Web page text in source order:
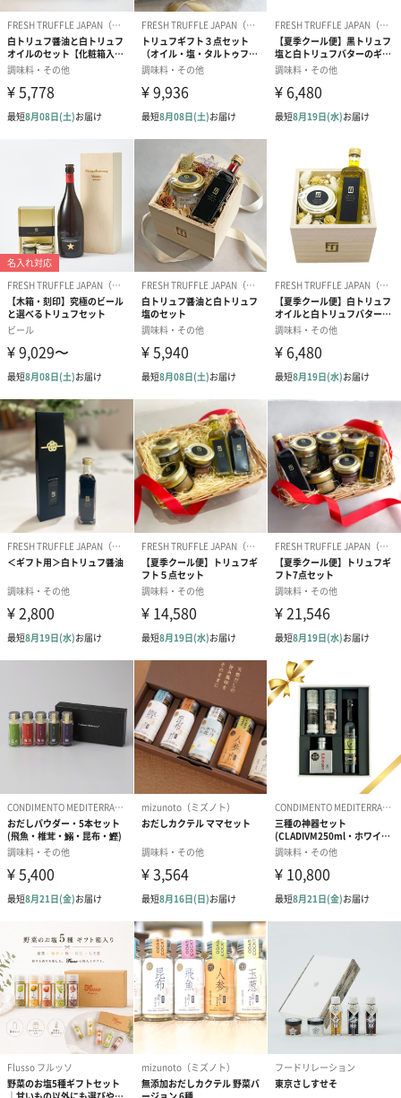
どちらもバゲットやクラッカーにのせるだけで芳醇なトリュフの
味が口いっぱいに広がり、ワインやシャンパンとの相性も抜群。
ホームパーティーの手土産や、グルメな方へのギフトに喜ばれる
こと間違いない逸品です。
【FRESH TRUFFLE JAPAN】
FRESH TRUFFLE JAPANは、これまで限られた高級レストランで
しか楽しむことができなかったフレッシュトリュフを現地イタリ
アのトリュフハンターの協力を得て独自のルートで輸入し全国へ
お届けしています。
またトリュフを使用した本格シーズニングはプロからの評価も高
く、桐箱やバスケットに詰め合わせたトリュフギフトはグルメな
方への贈り物として幅広い層に選ばれています。
東京・青山にある‘TRUFFLE GALLERY by FRESH TRUFFLE
JAPAN’ではトリュフにまつわる展示やトリュフ自販機を設置する
など新たな取り組みを進める革新的なトリュフブランドです。
ブランド公式サイト
商品詳細情報
原材料
白トリュフチーズクリーム：生クリーム、米粉、ビア
ンケットトリュフ、グラナパダーノチーズ、白トリュ
フ、塩、香料
ボルチーニディップ：シャンピニオン、エキストラバ
ージンオリーブオイル、ポルチーニ、黒トリュフ、胡
椒、黒オリーブ、アンチョビ、香料
報
内容量
50g×2個
配送方法（常
温・冷蔵・冷
凍）
保存方法
開栓前は高温や直射日光を避けた涼しい所で常温保
開栓後は冷蔵庫に保存しお早めにお召し上がりくださ
商品オプション情報